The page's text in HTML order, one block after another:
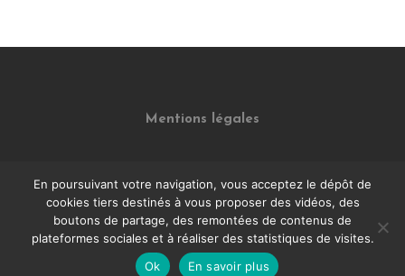
Mentions légales
En poursuivant votre navigation, vous acceptez le dépôt de
cookies tiers destinés à vous proposer des vidéos, des
boutons de partage, des remontées de contenus de
plateformes sociales et à réaliser des statistiques de visites.
Ok
En savoir plus